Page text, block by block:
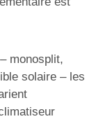
monosplit,
solaire – les